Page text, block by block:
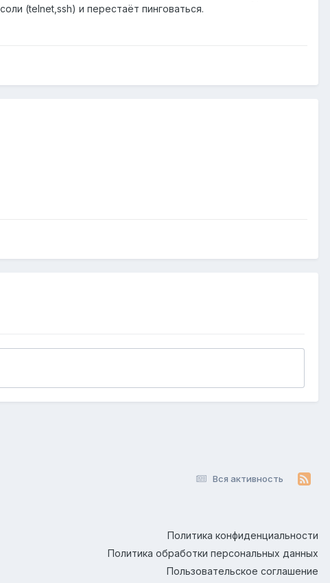
(telnet,ssh) и перестаёт пинговаться.
Вся активность
Политика конфиденциальности
Политика обработки персональных данных
Пользовательское соглашение